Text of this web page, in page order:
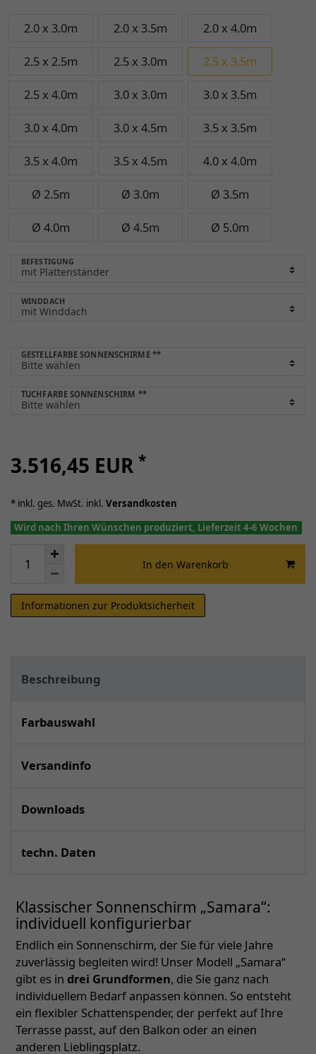
2.0 x 3.0m 2.0 x 3.5m 2.0 x 4.0m
2.5 x 2.5m 2.5 x 3.0m 2.5 x 3.5m
2.5 x 4.0m 3.0 x 3.0m 3.0 x 3.5m
3.0 x 4.0m 3.0 x 4.5m 3.5 x 3.5m
3.5 x 4.0m 3.5 x 4.5m 4.0 x 4.0m
Ø 2.5m Ø 3.0m Ø 3.5m
Ø 4.0m Ø 4.5m Ø 5.0m
BEFESTIGUNG
WINDDACH
GESTELLFARBE SONNENSCHIRME **
TUCHFARBE SONNENSCHIRM **
3.516,45 EUR *
* inkl. ges. MwSt. inkl. Versandkosten
Wird nach Ihren Wünschen produziert, Lieferzeit 4-6 Wochen
In den Warenkorb
Informationen zur Produktsicherheit
Beschreibung
Farbauswahl
Versandinfo
Downloads
techn. Daten
Klassischer Sonnenschirm „Samara“:
individuell konfigurierbar
Endlich ein Sonnenschirm, der Sie für viele Jahre
zuverlässig begleiten wird! Unser Modell „Samara“
gibt es in drei Grundformen, die Sie ganz nach
individuellem Bedarf anpassen können. So entsteht
ein flexibler Schattenspender, der perfekt auf Ihre
Terrasse passt, auf den Balkon oder an einen
anderen Lieblingsplatz.